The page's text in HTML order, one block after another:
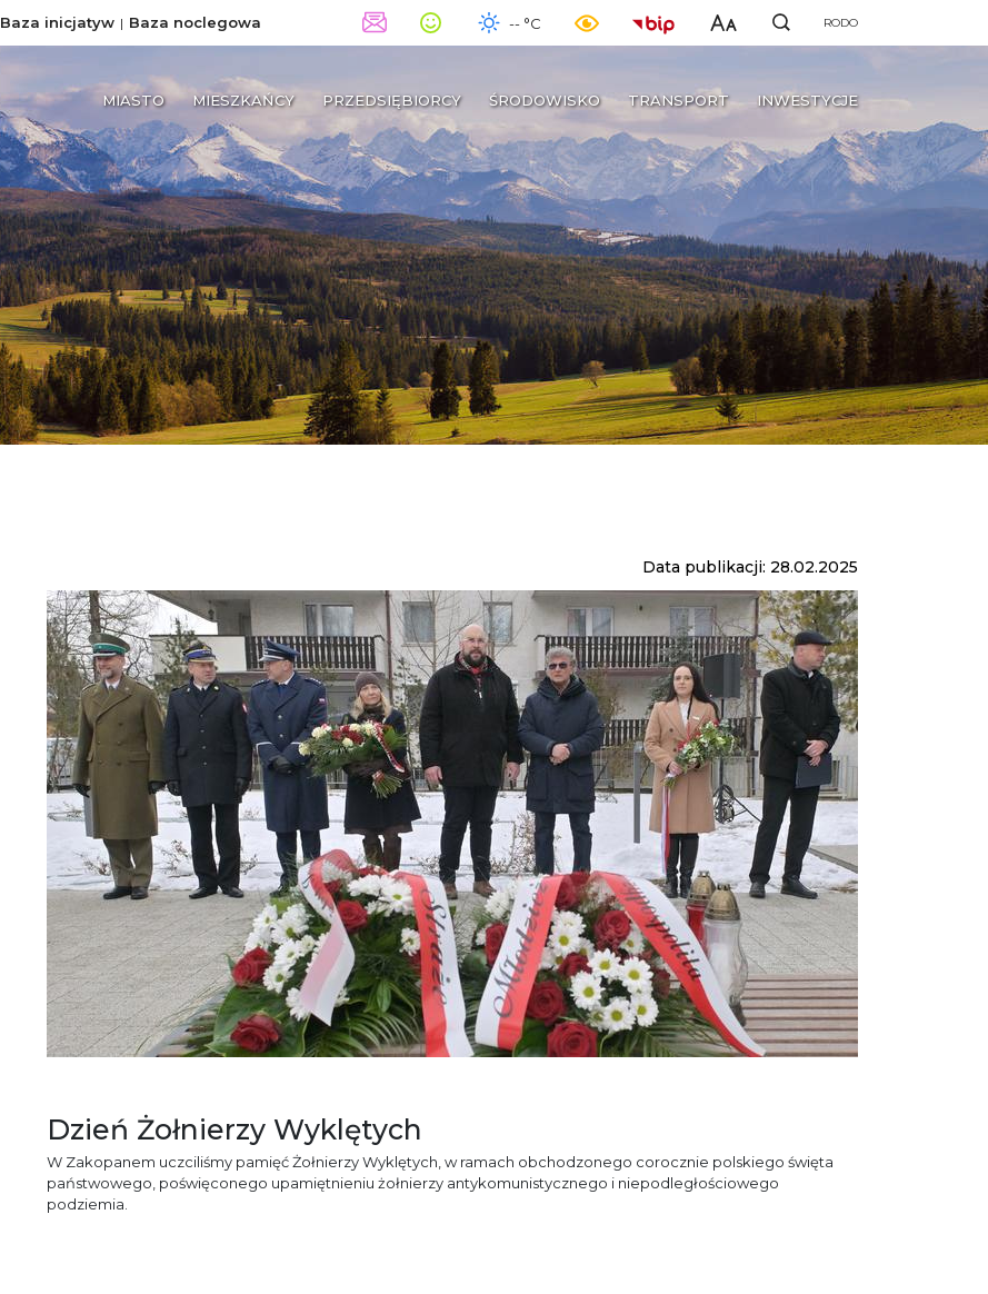
Baza inicjatyw Baza noclegowa -- °C RODO
MIASTO MIESZKAŃCY PRZEDSIĘBIORCY ŚRODOWISKO TRANSPORT INWESTYCJE
Data publikacji: 28.02.2025
Dzień Żołnierzy Wyklętych
W Zakopanem uczciliśmy pamięć Żołnierzy Wyklętych, w ramach obchodzonego corocznie polskiego święta
państwowego, poświęconego upamiętnieniu żołnierzy antykomunistycznego i niepodległościowego
podziemia.